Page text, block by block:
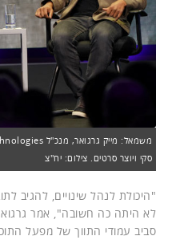
סקי ויוצר סרטים. צילום: יח"צ
"היכולת לנהל שינויים, להגיב
לא היתה כה חשובה", אמר
סביב עמודי התווך של מפעל